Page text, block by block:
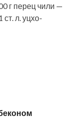
г перец чили —
л. уцхо-